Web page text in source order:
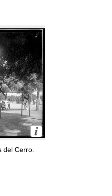
del Cerro.